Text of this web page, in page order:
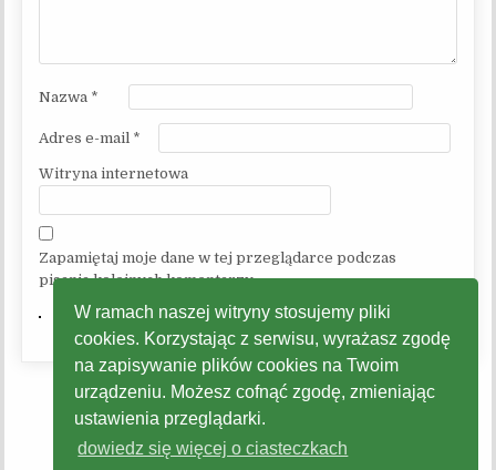
Nazwa *
Adres e-mail *
Witryna internetowa
Zapamiętaj moje dane w tej przeglądarce podczas
pisania kolejnych komentarzy.
W ramach naszej witryny stosujemy pliki
cookies. Korzystając z serwisu, wyrażasz zgodę
na zapisywanie plików cookies na Twoim
urządzeniu. Możesz cofnąć zgodę, zmieniając
ustawienia przeglądarki.
dowiedz się więcej o ciasteczkach